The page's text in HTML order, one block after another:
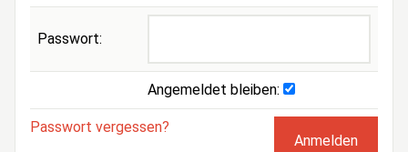
Passwort:
Angemeldet bleiben:
Passwort vergessen?